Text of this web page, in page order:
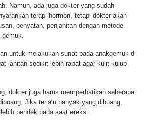
Namun, ada juga dokter yang sudah
terapi hormon, tetapi dokter akan
penyatan, penjahitan dengan metode
gemuk.
untuk melakukan sunat pada anakgemuk di
jahitan sedikit lebih rapat agar kulit kulup
dokter juga harus memperhatikan seberapa
Jika terlalu banyak yang dibuang,
pendek pada saat ereksi.